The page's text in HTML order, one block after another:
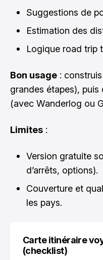
Suggestions de
Estimation des
Logique road trip
Bon usage :
grandes étapes),
(avec Wanderlog ou
Limites :
Version gratuite
d’arrêts, options).
Couverture et
les pays.
Carte itinéraire
(checklist)